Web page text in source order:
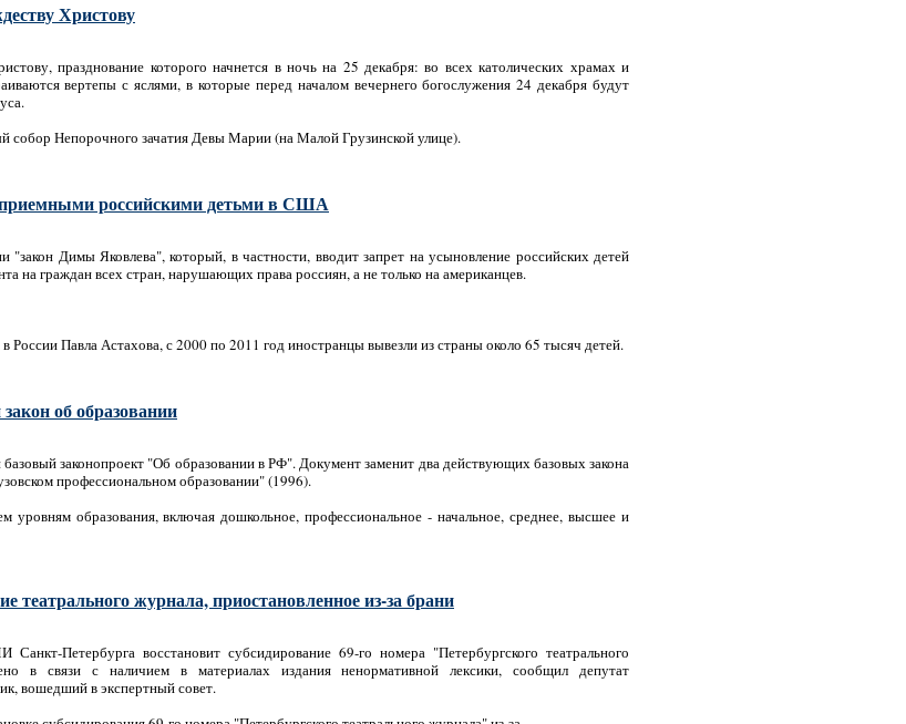
Христову
празднование которого начнется в ночь на 25 декабря: во всех католических храмах и
вертепы с яслями, в которые перед началом вечернего богослужения 24 декабря будут
собор Непорочного зачатия Девы Марии (на Малой Грузинской улице).
российскими детьми в США
"закон Димы Яковлева", который, в частности, вводит запрет на усыновление российских детей
на граждан всех стран, нарушающих права россиян, а не только на американцев.
Павла Астахова, с 2000 по 2011 год иностранцы вывезли из страны около 65 тысяч детей.
об образовании
законопроект "Об образовании в РФ". Документ заменит два действующих базовых закона
профессиональном образовании" (1996).
образования, включая дошкольное, профессиональное - начальное, среднее, высшее и
театрального журнала, приостановленное из-за брани
Петербурга восстановит субсидирование 69-го номера "Петербургского театрального
в связи с наличием в материалах издания ненормативной лексики, сообщил депутат
вошедший в экспертный совет.